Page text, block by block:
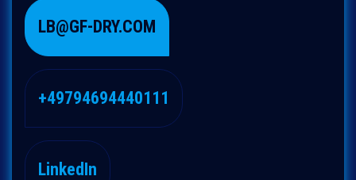
LB@GF-DRY.COM
+49794694440111
LinkedIn